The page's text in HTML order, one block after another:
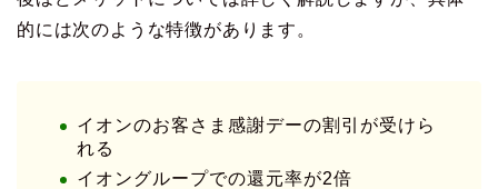
的には次のような特徴があります。
イオンのお客さま感謝デーの割引が受けら
れる
イオングループでの還元率が2倍